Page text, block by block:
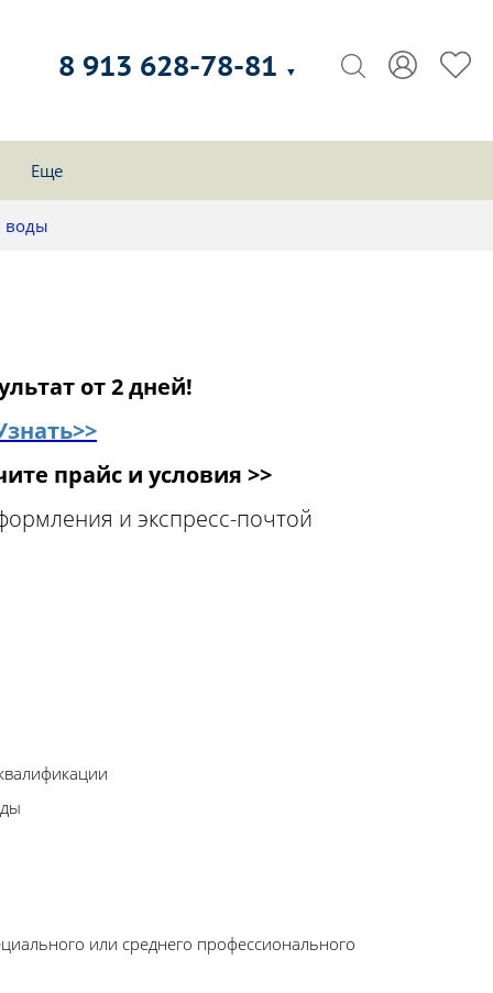
8 913 628-78-81 ▼
Еще
воды
от 2 дней!
прайс и условия >>
и экспресс-почтой
или среднего профессионального